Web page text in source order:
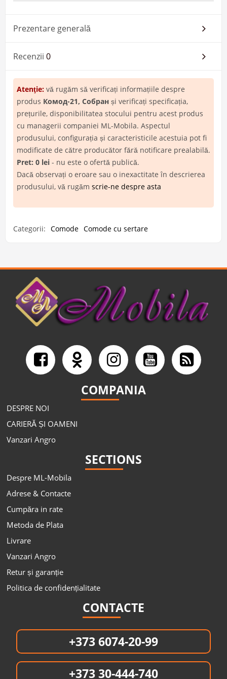
Prezentare generală
Recenzii 0
Atenţie: vă rugăm să verificați informațiile despre
produs Комод-21, Собран și verificați specificația,
prețurile, disponibilitatea stocului pentru acest produs
cu managerii companiei ML-Mobila. Aspectul
produsului, configurația și caracteristicile acestuia pot fi
modificate de către producător fără notificare prealabilă.
Pret: 0 lei - nu este o ofertă publică.
Dacă observați o eroare sau o inexactitate în descrierea
produsului, vă rugăm scrie-ne despre asta
Categorii: Comode Comode cu sertare
COMPANIA
DESPRE NOI
CARIERĂ ȘI OAMENI
Vanzari Angro
SECTIONS
Despre ML-Mobila
Adrese & Contacte
Cumpăra in rate
Metoda de Plata
Livrare
Vanzari Angro
Retur și garanție
Politica de confidențialitate
CONTACTE
+373 6074-20-99
+373 30-444-740